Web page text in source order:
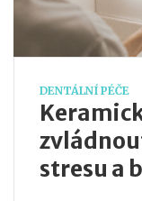
DENTÁLNÍ PÉČE
stresu a